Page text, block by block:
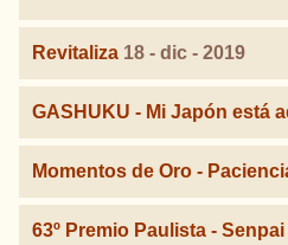
Revitaliza 18 - dic - 2019
GASHUKU - Mi Japón está
Momentos de Oro -
63º Premio Paulista -